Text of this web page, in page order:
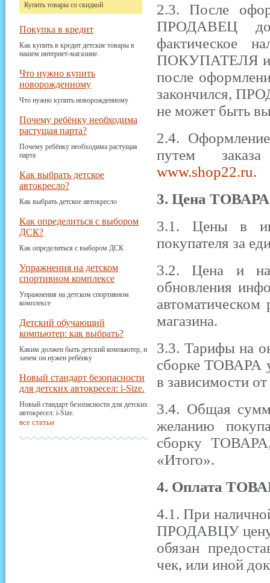
2.3. После
ПРОДАВЕЦ
фактическое
ПОКУПАТЕЛЯ и
после
закончился,
не может быть
2.4.
путем
www.shop22.ru.
3. Цена
3.1. Цены в
покупателя за
3.2. Цена и
обновления
магазина.
3.3. Тарифы на
сборке ТОВАРА
в зависимости
3.4. Общая
желанию
сборку
«Итого».
4. Оплата
4.1. При
ПРОДАВЦУ цену
обязан
чек, или иной
Купить товары со скидкой
Покупка в кредит
Как купить в кредит детские товары в
нашем интернет-магазине.
Что нужно купить
новорожденному
Что нужно купить новорожденному
Почему ребёнку необходима
растущая парта?
Почему ребёнку необходима растущая
парта
Как выбрать детское
автокресло?
Как выбрать детское автокресло
Как определиться с выбором
ДСК?
Как определиться с выбором ДСК
Упражнения на детском
спортивном комплексе
Упражнения на детском спортивном
комплексе
Детский обучающий
компьютер: как выбрать?
Каким должен быть детский компьютер, и
зачем он нужен ребёнку
Новый стандарт безопасности
для детских автокресел: i-Size.
Новый стандарт безопасности для детских
автокресел: i-Size.
все статьи